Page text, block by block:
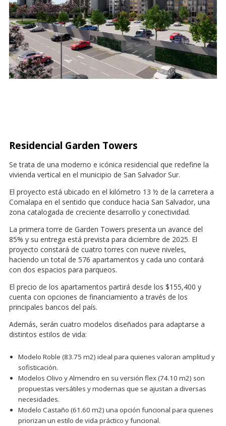
Residencial Garden Towers
Se trata de una moderno e icónica residencial que redefine la
vivienda vertical en el municipio de San Salvador Sur.
El proyecto está ubicado en el kilómetro 13 ½ de la carretera a
Comalapa en el sentido que conduce hacia San Salvador, una
zona catalogada de creciente desarrollo y conectividad.
La primera torre de Garden Towers presenta un avance del
85% y su entrega está prevista para diciembre de 2025. El
proyecto constará de cuatro torres con nueve niveles,
haciendo un total de 576 apartamentos y cada uno contará
con dos espacios para parqueos.
El precio de los apartamentos partirá desde los $155,400 y
cuenta con opciones de financiamiento a través de los
principales bancos del país.
Además, serán cuatro modelos diseñados para adaptarse a
distintos estilos de vida:
Modelo Roble (83.75 m2) ideal para quienes valoran amplitud y
sofisticación.
Modelos Olivo y Almendro en su versión flex (74.10 m2) son
propuestas versátiles y modernas que se ajustan a diversas
necesidades.
Modelo Castaño (61.60 m2) una opción funcional para quienes
priorizan un estilo de vida práctico y funcional.